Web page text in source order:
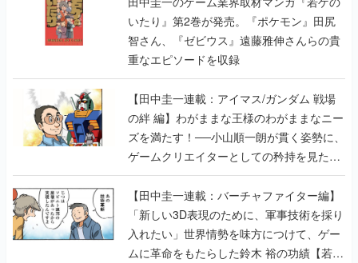
いたり』第2巻が発売。『ポケモン』田尻
智さん、『ゼビウス』遠藤雅伸さんらの貴
重なエピソードを収録
【田中圭一連載：アイマス/ガンダム 戦場
の絆 編】わがままな王様のわがままなニー
ズを満たす！──小山順一朗が貫く姿勢に、
ゲームクリエイターとしての矜持を見た
【若ゲのいたり最終回】
【田中圭一連載：バーチャファイター編】
「新しい3D表現のために、軍事技術を採り
入れたい」世界情勢を味方につけて、ゲー
ムに革命をもたらした鈴木 裕の功績【若ゲ